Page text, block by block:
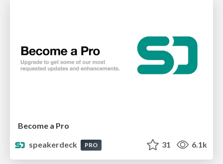
Become a Pro
speakerdeck
PRO 31 6.1k